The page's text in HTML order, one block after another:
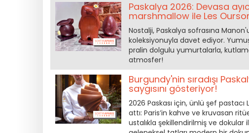
Paskalya 2026: Devasa
marshmallow ile Les
Nostalji, Paskalya sofrasına
koleksiyonuyla davet ediyor.
pralin dolgulu yumurtalarla,
atmosfer!
Burgundy'nin sıradışı
saygısını gösteriyor!
2026 Paskası için, ünlü şef pastacı
attı: Paris’in kahve ve kruvasan
ustalıkla şekillendirilmiş ve